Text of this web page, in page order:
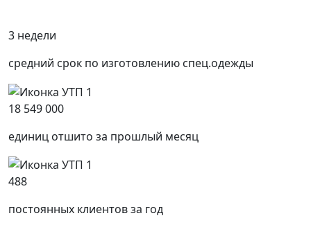
3 недели
средний срок по изготовлению спец.одежды
18 549 000
единиц отшито за прошлый месяц
488
постоянных клиентов за год